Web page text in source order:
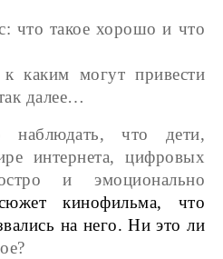
что такое хорошо и что
каким могут привести
далее…
наблюдать, что дети,
интернета, цифровых
и эмоционально
кинофильма, что
на него. Ни это ли